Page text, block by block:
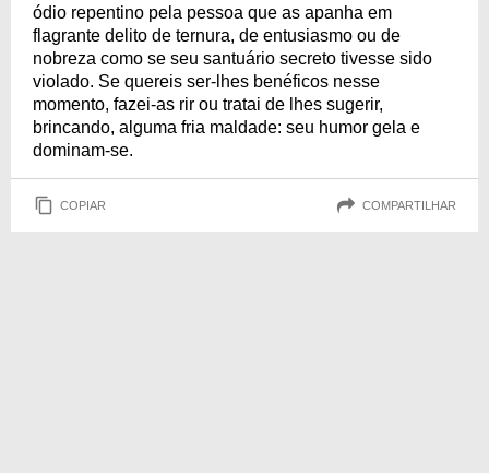
ódio repentino pela pessoa que as apanha em
flagrante delito de ternura, de entusiasmo ou de
nobreza como se seu santuário secreto tivesse sido
violado. Se quereis ser-lhes benéficos nesse
momento, fazei-as rir ou tratai de lhes sugerir,
brincando, alguma fria maldade: seu humor gela e
dominam-se.
COPIAR COMPARTILHAR